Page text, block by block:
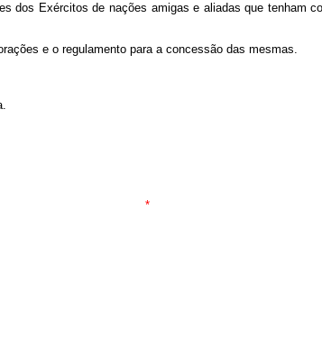
dos Exércitos de nações amigas e aliadas que tenham
e o regulamento para a concessão das mesmas.
*